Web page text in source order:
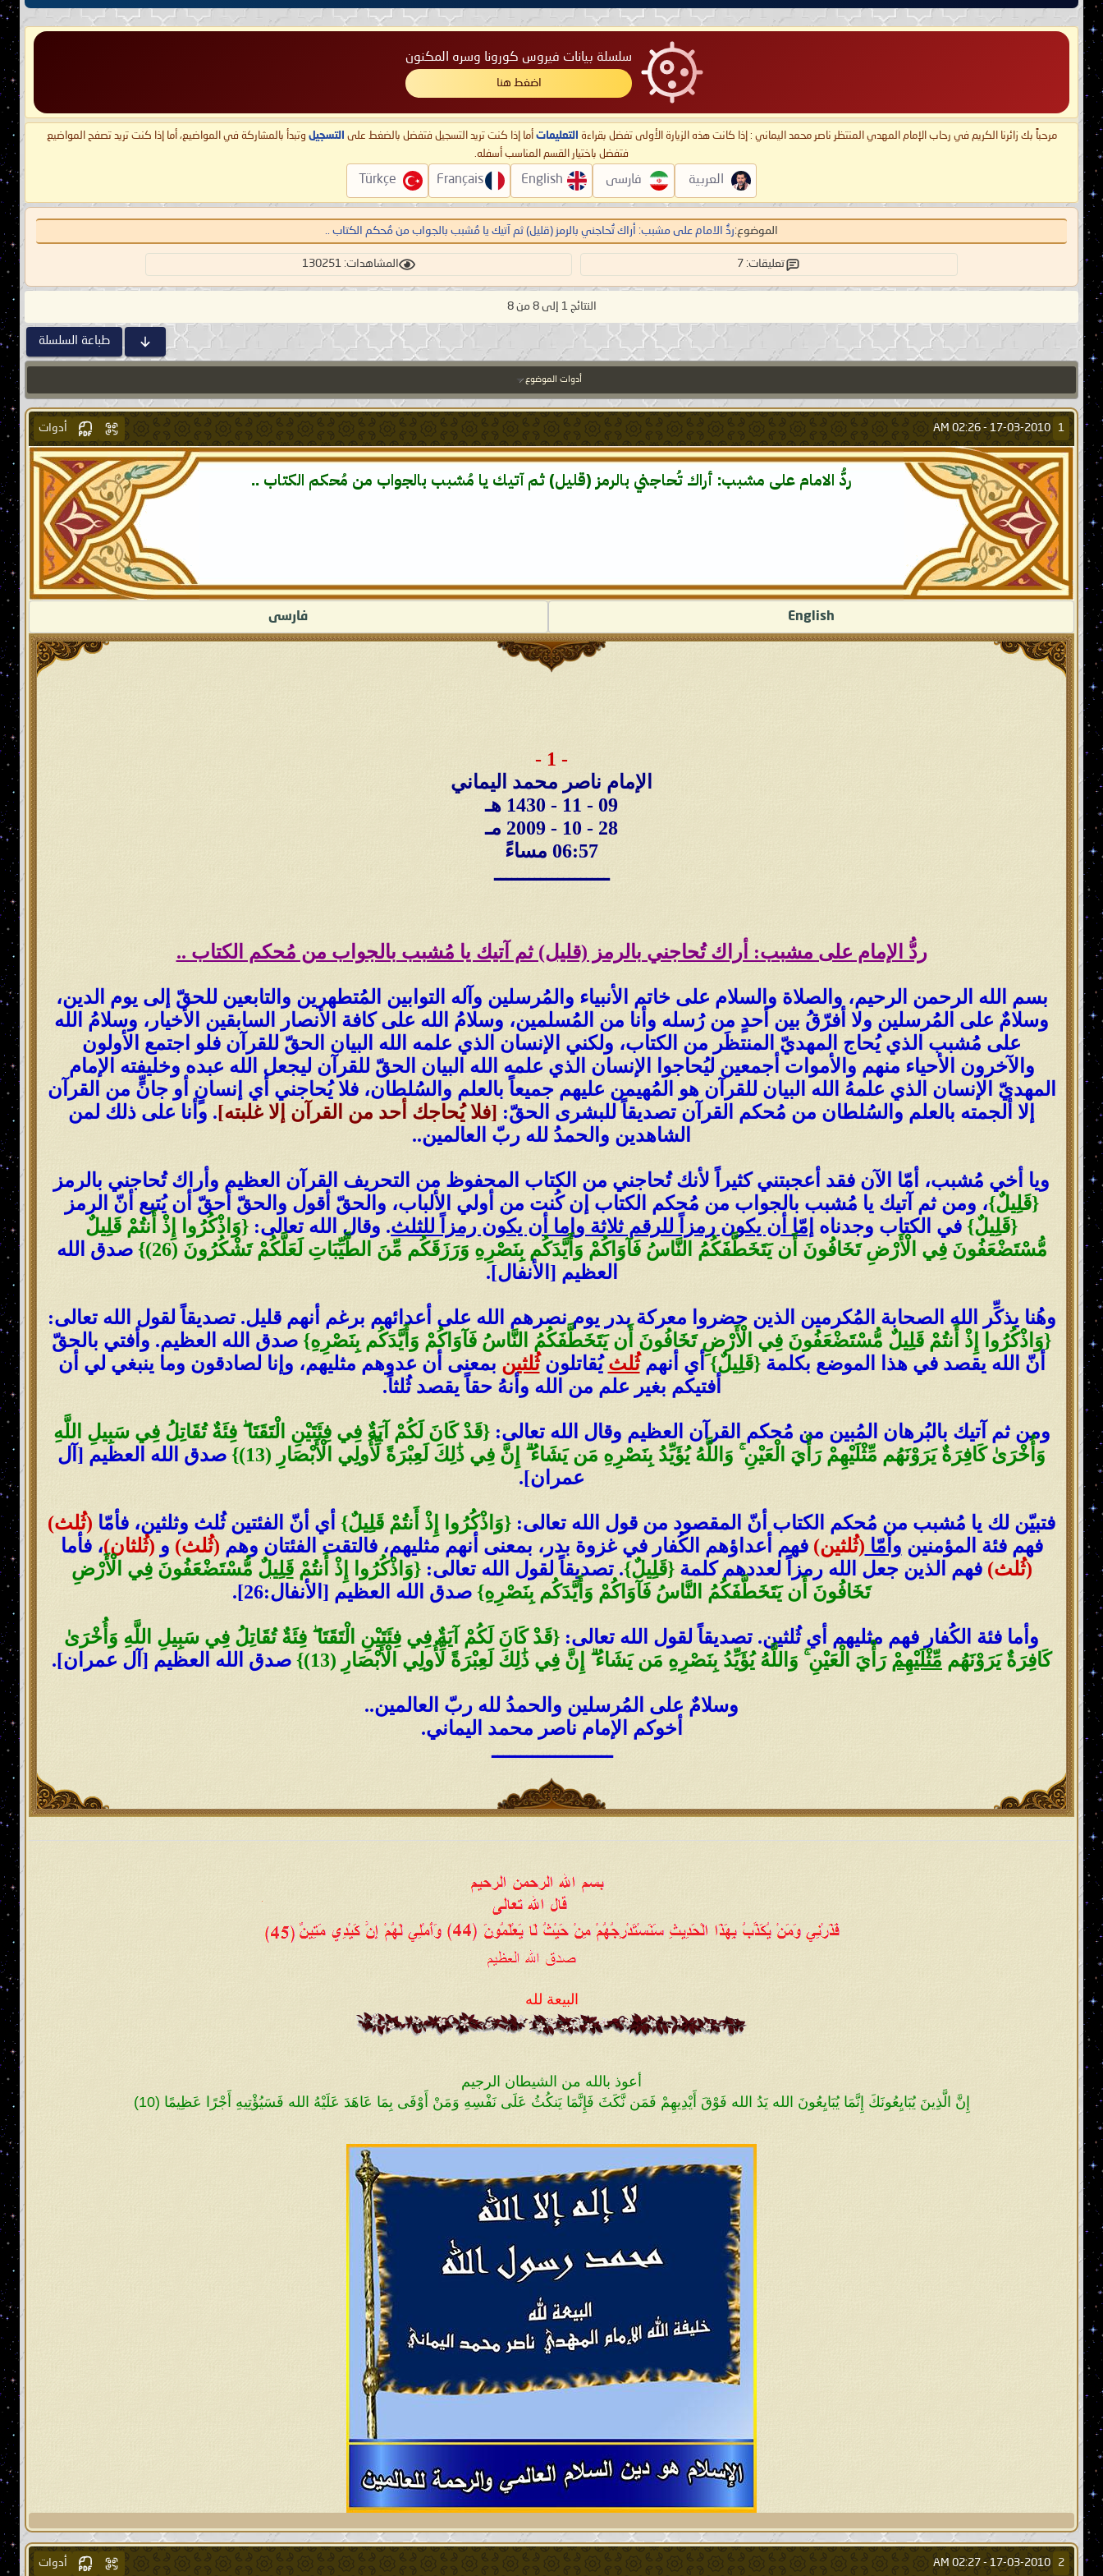
سلسلة بيانات فيروس كورونا وسره المكنون
اضغط هنا
مرحباً بك زائرنا الكريم في رحاب الإمام المهدي المنتظر ناصر محمد اليماني : إذا كانت هذه الزيارة الأولى تفضل بقراءة التعليمات أما إذا كنت تريد التسجيل فتفضل بالضغط على التسجيل وتبدأ بالمشاركة في المواضيع، أما إذا كنت تريد تصفح المواضيع
فتفضل باختيار القسم المناسب أسفله.
العربية فارسی English
Français
Türkçe
الموضوع:ردُّ الامام على مشبب: أراك تُحاجني بالرمز (قليل) ثم آتيك يا مُشبب بالجواب من مُحكم الكتاب ..
تعليقات: 7 المشاهدات: 130251
النتائج 1 إلى 8 من 8
طباعة السلسلة
أدوات الموضوع
1
17-03-2010 -
02:26 AM أدوات
ردُّ الامام على مشبب: أراك تُحاجني بالرمز (قليل) ثم آتيك يا مُشبب بالجواب من مُحكم الكتاب ..
English فارسى
- 1 -
الإمام ناصر محمد اليماني
09 - 11 - 1430 هـ
28 - 10 - 2009 مـ
06:57 مساءً
ــــــــــــــــــــ
ردُّ الإمام على مشبب: أراك تُحاجني بالرمز (قليل) ثم آتيك يا مُشبب بالجواب من مُحكم الكتاب ..
بسم الله الرحمن الرحيم، والصلاة والسلام على خاتم الأنبياء والمُرسلين وآله التوابين المُتطهرين والتابعين للحقّ إلى يوم الدين،
وسلامٌ على المُرسلين ولا أفرّقُ بين أحدٍ من رُسله وأنا من المُسلمين، وسلامُ الله على كافة الأنصار السابقين الأخيار، وسلامُ الله
على مُشبب الذي يُحاج المهديّ المنتظَر من الكتاب، ولكني الإنسان الذي علمه الله البيان الحقّ للقرآن فلو اجتمع الأولون
والآخرون الأحياء منهم والأموات أجمعين ليُحاجوا الإنسان الذي علمه الله البيان الحقّ للقرآن ليجعل الله عبده وخليفته الإمام
المهديّ الإنسان الذي علمهُ الله البيان للقرآن هو المُهيمن عليهم جميعاً بالعلم والسُلطان، فلا يُحاجني أي إنسانٍ أو جانٍّ من القرآن
إلا ألجمته بالعلم والسُلطان من مُحكم القرآن تصديقاً للبشرى الحقّ: [فلا يُحاجك أحد من القرآن إلا غلبته]. وأنا على ذلك لمن
الشاهدين والحمدُ لله ربّ العالمين..
ويا أخي مُشبب، أمّا الآن فقد أعجبتني كثيراً لأنك تُحاجني من الكتاب المحفوظ من التحريف القرآن العظيم وأراك تُحاجني بالرمز
{قَلِيلٌ}، ومن ثم آتيك يا مُشبب بالجواب من مُحكم الكتاب إن كُنت من أولي الألباب، والحقّ أقول والحقّ أحقّ أن يُتبع أنّ الرمز
{قَلِيلٌ} في الكتاب وجدناه إمّا أن يكون رمزاً للرقم ثلاثة وإما أن يكون رمزاً للثلث. وقال الله تعالى: {وَاذْكُرُوا إِذْ أَنتُمْ قَلِيلٌ
مُّسْتَضْعَفُونَ فِي الْأَرْضِ تَخَافُونَ أَن يَتَخَطَّفَكُمُ النَّاسُ فَآوَاكُمْ وَأَيَّدَكُم بِنَصْرِهِ وَرَزَقَكُم مِّنَ الطَّيِّبَاتِ لَعَلَّكُمْ تَشْكُرُونَ (26)}
صدق الله
العظيم [الأنفال].
وهُنا يذكِّر الله الصحابة المُكرمين الذين حضروا معركة بدر يوم نصرهم الله على أعدائهم برغم أنهم قليل. تصديقاً لقول الله تعالى:
{وَاذْكُرُوا إِذْ أَنتُمْ قَلِيلٌ مُّسْتَضْعَفُونَ فِي الْأَرْضِ تَخَافُونَ أَن يَتَخَطَّفَكُمُ النَّاسُ فَآوَاكُمْ وَأَيَّدَكُم بِنَصْرِهِ} صدق الله العظيم. وأفتي بالحقّ
أنّ الله يقصد في هذا الموضع بكلمة{قَلِيلٌ}أي أنهمثُلثيُقاتلونثُلثين بمعنى أن عدوهم مثليهم، وإنا لصادقون وما ينبغي لي أن
أفتيكم بغير علم من الله وأنهُ حقاً يقصد ثُلثاً.
ومن ثم آتيك بالبُرهان المُبين من مُحكم القرآن العظيم وقال الله تعالى:{قَدْ كَانَ لَكُمْ آيَةٌ فِي فِئَتَيْنِ الْتَقَتَا ۖ فِئَةٌ تُقَاتِلُ فِي سَبِيلِ اللَّهِ
وَأُخْرَىٰ كَافِرَةٌ يَرَوْنَهُم مِّثْلَيْهِمْ رَأْيَ الْعَيْنِ ۚ وَاللَّهُ يُؤَيِّدُ بِنَصْرِهِ مَن يَشَاءُ ۗ إِنَّ فِي ذَٰلِكَ لَعِبْرَةً لِّأُولِي الْأَبْصَارِ (13)}
صدق الله العظيم [آل
عمران].
فتبيّن لك يا مُشبب من مُحكم الكتاب أنّ المقصود من قول الله تعالى: {وَاذْكُرُوا إِذْ أَنتُمْ قَلِيلٌ} أي أنّ الفئتين ثُلث وثلثين، فأمّا (ثُلث)
فهم فئة المؤمنين وأمّا (ثُلثين)فهم أعداؤهم الكُفار في غزوة بدر، بمعنى أنهم مثليهم، فالتقت الفئتان وهم (ثُلث) و (ثُلثان)، فأما
(ثُلث) فهم الذين جعل الله رمزاً لعددهم كلمة{قَلِيلٌ}. تصديقاً لقول الله تعالى:{وَاذْكُرُوا إِذْ أَنتُمْقَلِيلٌ مُّسْتَضْعَفُونَ فِي الْأَرْضِ
تَخَافُونَ أَن يَتَخَطَّفَكُمُ النَّاسُ فَآوَاكُمْ وَأَيَّدَكُم بِنَصْرِهِ} صدق الله العظيم [الأنفال:26].
وأما فئة الكُفار فهم مثليهم أي ثُلثين. تصديقاً لقول الله تعالى: {قَدْ كَانَ لَكُمْ آيَةٌ فِي فِئَتَيْنِ الْتَقَتَا ۖ فِئَةٌ تُقَاتِلُ فِي سَبِيلِ اللَّهِ وَأُخْرَىٰ
كَافِرَةٌ يَرَوْنَهُم مِّثْلَيْهِمْ رَأْيَ الْعَيْنِ ۚ وَاللَّهُ يُؤَيِّدُ بِنَصْرِهِ مَن يَشَاءُ ۗ إِنَّ فِي ذَٰلِكَ لَعِبْرَةً لِّأُولِي الْأَبْصَارِ (13)} صدق الله العظيم [آل عمران].
وسلامٌ على المُرسلين والحمدُ لله ربّ العالمين..
أخوكم الإمام ناصر محمد اليماني.
ـــــــــــــــــــــ
البيعة لله
أعوذ بالله من الشيطان الرجيم
إِنَّ الَّذِينَ يُبَايِعُونَكَ إِنَّمَا يُبَايِعُونَ الله يَدُ الله فَوْقَ أَيْدِيهِمْ فَمَن نَّكَثَ فَإِنَّمَا يَنكُثُ عَلَى نَفْسِهِ وَمَنْ أَوْفَى بِمَا عَاهَدَ عَلَيْهُ الله فَسَيُؤْتِيهِ أَجْرًا عَظِيمًا (10)
2
17-03-2010 -
02:27 AM أدوات